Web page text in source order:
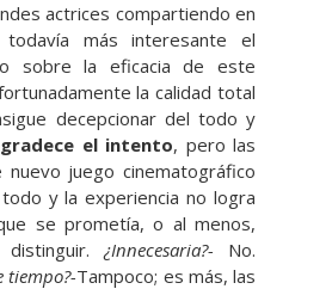
actrices compartiendo en
más interesante el
sobre la eficacia de este
la calidad total
decepcionar del todo y
el intento, pero las
juego cinematográfico
y la experiencia no logra
se prometía, o al menos,
¿Innecesaria?- No.
tiempo?-Tampoco; es más, las